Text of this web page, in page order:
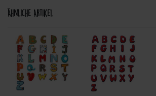
Ähnliche Artikel